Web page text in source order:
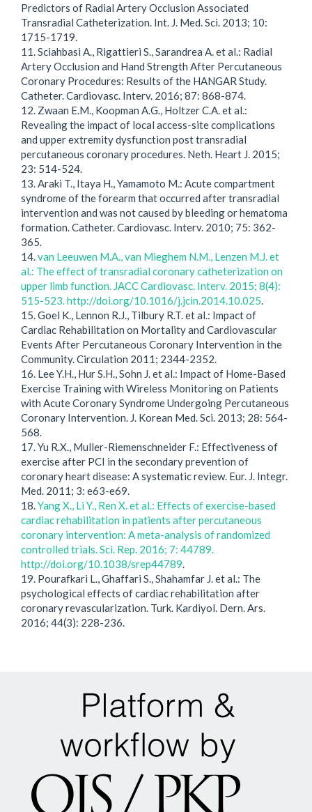
Predictors of Radial Artery Occlusion Associated
Transradial Catheterization. Int. J. Med. Sci. 2013; 10:
1715-1719.
11. Sciahbasi A., Rigattieri S., Sarandrea A. et al.: Radial
Artery Occlusion and Hand Strength After Percutaneous
Coronary Procedures: Results of the HANGAR Study.
Catheter. Cardiovasc. Interv. 2016; 87: 868-874.
12. Zwaan E.M., Koopman A.G., Holtzer C.A. et al.:
Revealing the impact of local access-site complications
and upper extremity dysfunction post transradial
percutaneous coronary procedures. Neth. Heart J. 2015;
23: 514-524.
13. Araki T., Itaya H., Yamamoto M.: Acute compartment
syndrome of the forearm that occurred after transradial
intervention and was not caused by bleeding or hematoma
formation. Catheter. Cardiovasc. Interv. 2010; 75: 362-
365.
14.van Leeuwen M.A., van Mieghem N.M., Lenzen M.J. et
al.: The effect of transradial coronary catheterization on
upper limb function. JACC Cardiovasc. Interv. 2015; 8(4):
515-523. http://doi.org/10.1016/j.jcin.2014.10.025.
15. Goel K., Lennon R.J., Tilbury R.T. et al.: Impact of
Cardiac Rehabilitation on Mortality and Cardiovascular
Events After Percutaneous Coronary Intervention in the
Community. Circulation 2011; 2344-2352.
16. Lee Y.H., Hur S.H., Sohn J. et al.: Impact of Home-Based
Exercise Training with Wireless Monitoring on Patients
with Acute Coronary Syndrome Undergoing Percutaneous
Coronary Intervention. J. Korean Med. Sci. 2013; 28: 564-
568.
17. Yu R.X., Muller-Riemenschneider F.: Effectiveness of
exercise after PCI in the secondary prevention of
coronary heart disease: A systematic review. Eur. J. Integr.
Med. 2011; 3: e63-e69.
18.Yang X., Li Y., Ren X. et al.: Effects of exercise-based
cardiac rehabilitation in patients after percutaneous
coronary intervention: A meta-analysis of randomized
controlled trials. Sci. Rep. 2016; 7: 44789.
http://doi.org/10.1038/srep44789.
19. Pourafkari L., Ghaffari S., Shahamfar J. et al.: The
psychological effects of cardiac rehabilitation after
coronary revascularization. Turk. Kardiyol. Dern. Ars.
2016; 44(3): 228-236.